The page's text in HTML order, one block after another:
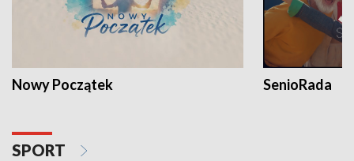
Nowy Początek SenioRada
SPORT